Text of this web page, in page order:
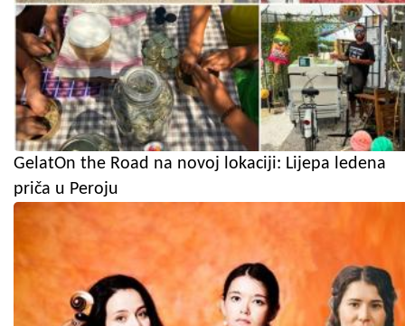
GelatOn the Road na novoj lokaciji: Lijepa ledena
priča u Peroju